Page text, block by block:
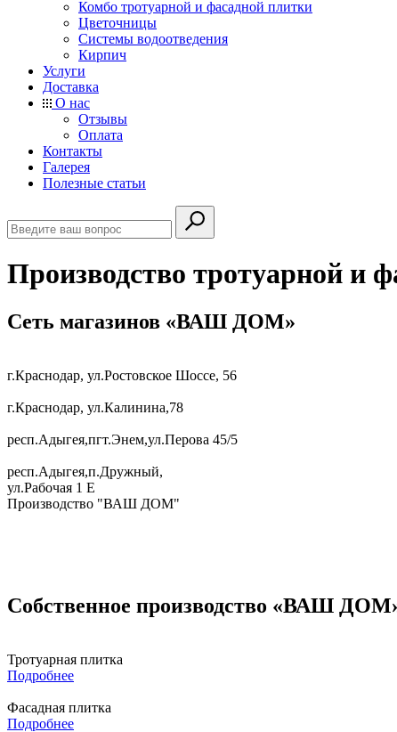
Комбо тротуарной и фасадной плитки
Цветочницы
Системы водоотведения
Кирпич
Услуги
Доставка
О нас
Отзывы
Оплата
Контакты
Галерея
Полезные статьи
Производство тротуарной и
Сеть магазинов «ВАШ ДОМ»
г.Краснодар, ул.Ростовское Шоссе, 56
г.Краснодар, ул.Калинина,78
респ.Адыгея,пгт.Энем,ул.Перова 45/5
респ.Адыгея,п.Дружный,
ул.Рабочая 1 Е
Производство "ВАШ ДОМ"
Собственное производство «ВАШ
Тротуарная плитка
Подробнее
Фасадная плитка
Подробнее